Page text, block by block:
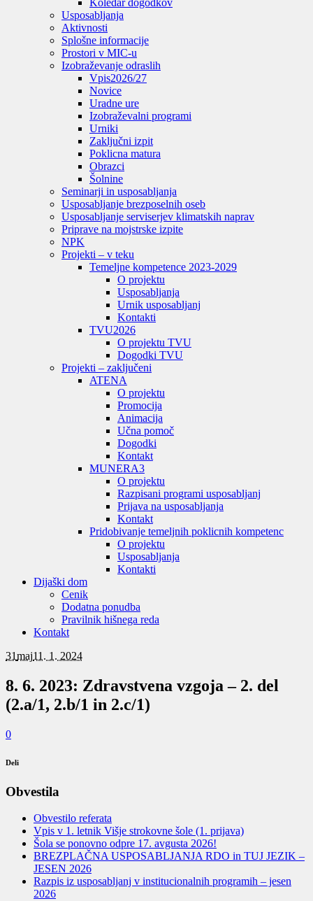
Koledar dogodkov
Usposabljanja
Aktivnosti
Splošne informacije
Prostori v MIC-u
Izobraževanje odraslih
Vpis2026/27
Novice
Uradne ure
Izobraževalni programi
Urniki
Zaključni izpit
Poklicna matura
Obrazci
Šolnine
Seminarji in usposabljanja
Usposabljanje brezposelnih oseb
Usposabljanje serviserjev klimatskih naprav
Priprave na mojstrske izpite
NPK
Projekti – v teku
Temeljne kompetence 2023-2029
O projektu
Usposabljanja
Urnik usposabljanj
Kontakti
TVU2026
O projektu TVU
Dogodki TVU
Projekti – zaključeni
ATENA
O projektu
Promocija
Animacija
Učna pomoč
Dogodki
Kontakt
MUNERA3
O projektu
Razpisani programi usposabljanj
Prijava na usposabljanja
Kontakt
Pridobivanje temeljnih poklicnih kompetenc
O projektu
Usposabljanja
Kontakti
Dijaški dom
Cenik
Dodatna ponudba
Pravilnik hišnega reda
Kontakt
31maj11. 1. 2024
8. 6. 2023: Zdravstvena vzgoja – 2. del
(2.a/1, 2.b/1 in 2.c/1)
0
Deli
Obvestila
Obvestilo referata
Vpis v 1. letnik Višje strokovne šole (1. prijava)
Šola se ponovno odpre 17. avgusta 2026!
BREZPLAČNA USPOSABLJANJA RDO in TUJ JEZIK –
JESEN 2026
Razpis iz usposabljanj v institucionalnih programih – jesen
2026